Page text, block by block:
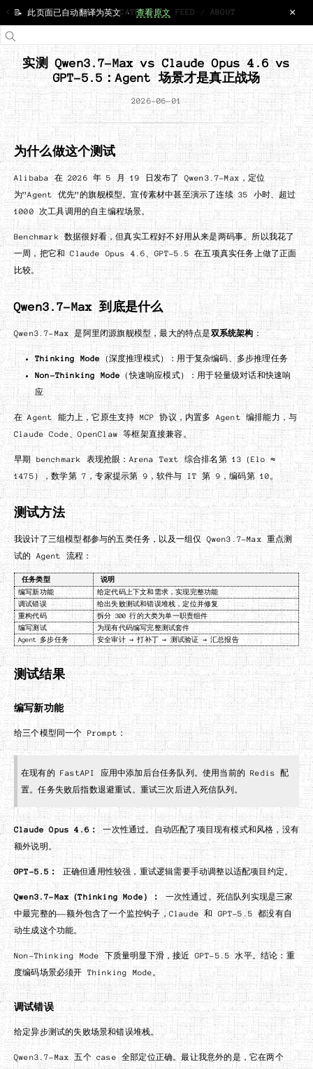
< HOME/CATEGORY/ FEED /ABOUT
实测 Qwen3.7-Max vs Claude Opus 4.6 vs
GPT-5.5：Agent 场景才是真正战场
2026-06-01
为什么做这个测试
Alibaba 在 2026 年 5 月 19 日发布了 Qwen3.7-Max，定位
为”Agent 优先”的旗舰模型。宣传素材中甚至演示了连续 35 小时、超过
1000 次工具调用的自主编程场景。
Benchmark 数据很好看，但真实工程好不好用从来是两码事。所以我花了
一周，把它和 Claude Opus 4.6、GPT-5.5 在五项真实任务上做了正面
比较。
Qwen3.7-Max 到底是什么
Qwen3.7-Max 是阿里闭源旗舰模型，最大的特点是双系统架构：
Thinking Mode（深度推理模式）：用于复杂编码、多步推理任务
Non-Thinking Mode （快速响应模式）：用于轻量级对话和快速响
应
在 Agent 能力上，它原生支持 MCP 协议，内置多 Agent 编排能力，与
Claude Code、OpenClaw 等框架直接兼容。
早期 benchmark 表现抢眼：Arena Text 综合排名第 13（Elo ≈
1475），数学第 7，专家提示第 9，软件与 IT 第 9，编码第 10。
测试方法
我设计了三组模型都参与的五类任务，以及一组仅 Qwen3.7-Max 重点测
试的 Agent 流程：
任务类型
说明
编写新功能
给定代码上下文和需求，实现完整功能
调试错误
给出失败测试和错误堆栈，定位并修复
重构代码
拆分 300 行的大类为单一职责组件
编写测试
为现有代码编写完整测试套件
Agent 多步任务
安全审计 → 打补丁 → 测试验证 → 汇总报告
测试结果
编写新功能
给三个模型同一个 Prompt：
在现有的 FastAPI 应用中添加后台任务队列。使用当前的 Redis 配
置。任务失败后指数退避重试。重试三次后进入死信队列。
Claude Opus 4.6：一次性通过。自动匹配了项目现有模式和风格，没有
额外说明。
GPT-5.5： 正确但通用性较强，重试逻辑需要手动调整以适配项目约定。
Qwen3.7-Max（Thinking Mode）： 一次性通过。死信队列实现是三家
中最完整的——额外包含了一个监控钩子，Claude 和 GPT-5.5 都没有自
动生成这个功能。
Non-Thinking Mode 下质量明显下滑，接近 GPT-5.5 水平。结论：重
度编码场景必须开 Thinking Mode。
调试错误
给定异步测试的失败场景和错误堆栈。
Qwen3.7-Max 五个 case 全部定位正确。最让我意外的是，它在两个
📝 此页面已自动翻译为英文 ·查看原文 ×